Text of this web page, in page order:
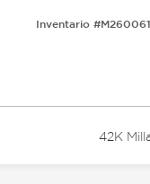
Inventario
42K